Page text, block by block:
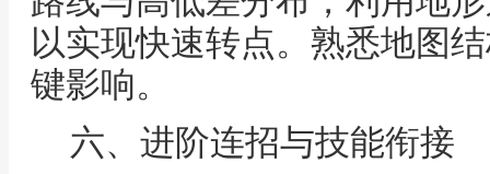
以实现快速转点。熟悉地图
键影响。
六、进阶连招与技能衔接